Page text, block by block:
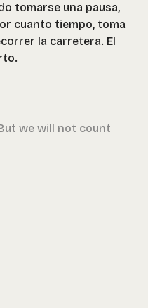
tomarse una pausa,
cuanto tiempo, toma
la carretera. El
we will not count